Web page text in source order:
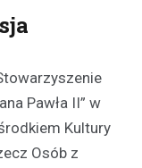
Pawła II” w
Kultury
Osób z